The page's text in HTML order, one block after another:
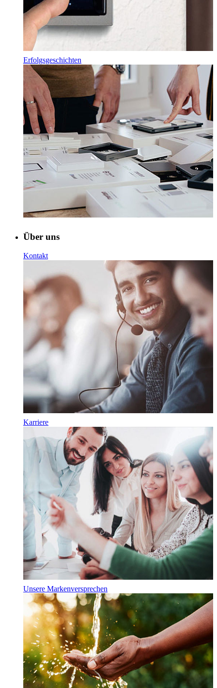
Erfolgsgeschichten
Über uns
Kontakt
Karriere
Unsere Markenversprechen